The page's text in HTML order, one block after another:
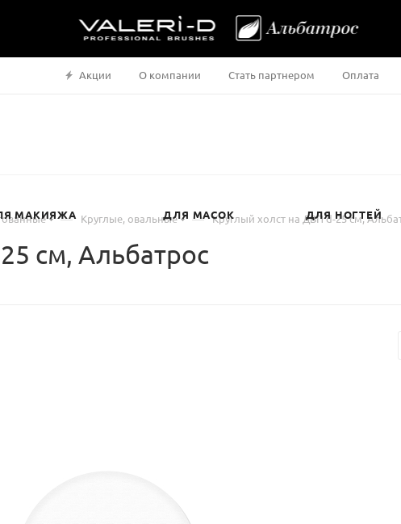
Акции О компании Стать партнером Оплата
МАКИЯЖА ДЛЯ МАСОК ДЛЯ НОГТЕЙ
— Круглые, овальные — Круглый холст на ДВП d-25 см,
см, Альбатрос